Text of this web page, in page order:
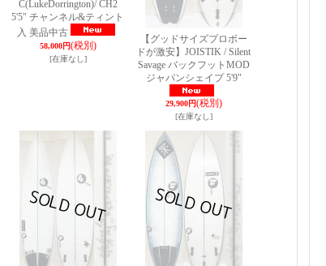
C(LukeDorrington)/ CH2
5'5" チャンネル&ティント
入 美品中古
58,000円(税別)
[在庫なし]
【グッドサイズプロボー
ドが激安】JOISTIK / Silent
Savage バックフットMOD
ジャパンシェイプ 5'9"
29,900円(税別)
[在庫なし]